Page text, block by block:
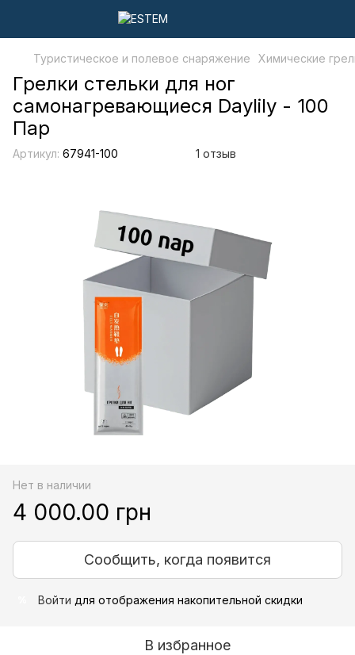
Туристическое и полевое снаряжение Химические
Грелки стельки для ног
самонагревающиеся Daylily - 100
Пар
Артикул: 67941-100 1 отзыв
Нет в наличии
4 000.00 грн
Сообщить, когда появится
Войти для отображения накопительной скидки
В избранное